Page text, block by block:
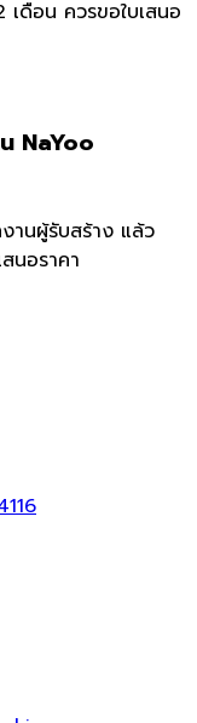
เดือน ควรขอใบเสนอ
NaYoo
านผู้รับสร้าง แล้ว
นอราคา